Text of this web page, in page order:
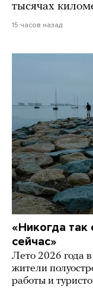
тысячах
15 часов назад
«Никогда
сейчас»
Лето 2026 года
жители
работы и